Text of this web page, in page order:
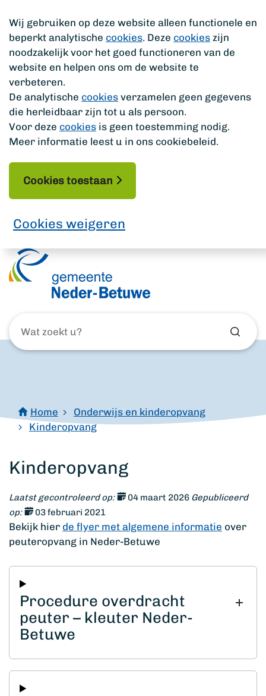
Wij gebruiken op deze website alleen functionele en
beperkt analytische cookies. Deze cookies zijn
noodzakelijk voor het goed functioneren van de
website en helpen ons om de website te
verbeteren.
De analytische cookies verzamelen geen gegevens
die herleidbaar zijn tot u als persoon.
Voor deze cookies is geen toestemming nodig.
Meer informatie leest u in ons cookiebeleid.
Cookies toestaan
Cookies weigeren
zoekt
u?
Home
Onderwijs en kinderopvang
Kinderopvang
Kinderopvang
Laatst gecontroleerd op: 04 maart 2026 Gepubliceerd
op:
03 februari 2021
Bekijk hier de flyer met algemene informatie over
peuteropvang in Neder-Betuwe
Procedure overdracht
peuter – kleuter Neder-
Betuwe